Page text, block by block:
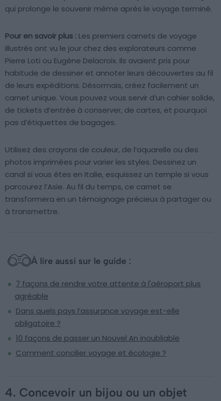
qui prolonge le souvenir même après le voyage terminé.
Pour en savoir plus : Les premiers carnets de voyage
illustrés ont vu le jour chez des explorateurs comme
Pierre Loti ou Eugène Delacroix. Ils avaient pris pour
habitude de dessiner et annoter leurs découvertes au fil
de leurs expéditions. Désormais, créez facilement un
carnet unique. Vous pouvez vous servir d’un cahier solide,
de tickets d’entrée à conserver, de cartes, et pourquoi
pas d’étiquettes de bagages.
Utilisez des crayons de couleur, de l’aquarelle ou des
photos imprimées pour varier les styles. Dessinez un
canal si vous êtes en Italie, esquissez un temple si vous
parcourez l’Asie. Au fil du temps, ce carnet se
transformera en un témoignage précieux à partager ou
à transmettre.
À lire aussi sur le guide :
7 façons de rendre votre attente à l'aéroport plus
agréable
Dans quels pays l’assurance voyage est-elle
obligatoire ?
10 façons de passer un Nouvel An inoubliable
Comment concilier voyage et écologie ?
4. Concevoir un bijou ou un objet